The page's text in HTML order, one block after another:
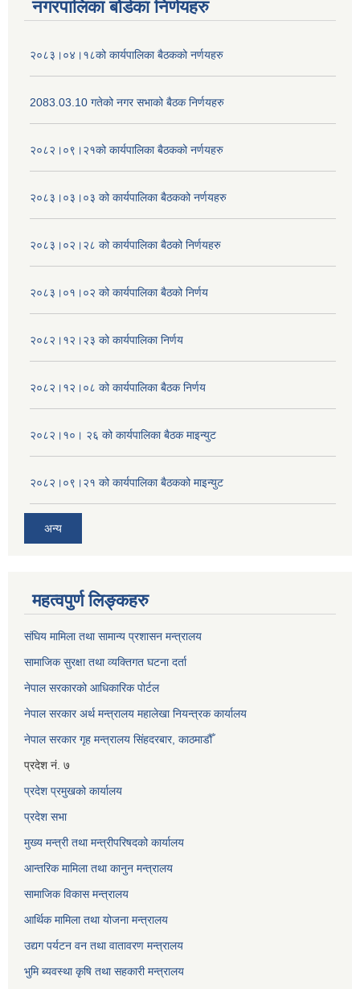
नगरपालिका बोर्डका निर्णयहरु
२०८३।०४।१८को कार्यपालिका बैठकको नर्णयहरु
2083.03.10 गतेको नगर सभाको बैठक निर्णयहरु
२०८२।०९।२१को कार्यपालिका बैठकको नर्णयहरु
२०८३।०३।०३ को कार्यपालिका बैठकको नर्णयहरु
२०८३।०२।२८ को कार्यपालिका बैठको निर्णयहरु
२०८३।०१।०२ को कार्यपालिका बैठको निर्णय
२०८२।१२।२३ को कार्यपालिका निर्णय
२०८२।१२।०८ को कार्यपालिका बैठक निर्णय
२०८२।१०। २६ को कार्यपालिका बैठक माइन्युट
२०८२।०९।२१ को कार्यपालिका बैठकको माइन्युट
अन्य
महत्वपुर्ण लिङ्कहरु
संघिय मामिला तथा सामान्य प्रशासन मन्त्रालय
सामाजिक सुरक्षा तथा व्यक्तिगत घटना दर्ता
नेपाल सरकारको आधिकारिक पोर्टल
नेपाल सरकार अर्थ मन्त्रालय महालेखा नियन्त्रक कार्यालय
नेपाल सरकार गृह मन्त्रालय सिंहदरबार, काठमाडौँ
प्रदेश नं. ७
प्रदेश प्रमुखको कार्यालय
प्रदेश सभा
मुख्य मन्त्री तथा मन्त्रीपरिषदको कार्यालय
आन्तरिक मामिला तथा कानुन मन्त्रालय
सामाजिक विकास मन्त्रालय
आर्थिक मामिला तथा योजना मन्त्रालय
उद्यग पर्यटन वन तथा वातावरण मन्त्रालय
भुमि ब्यवस्था कृषि तथा सहकारी मन्त्रालय